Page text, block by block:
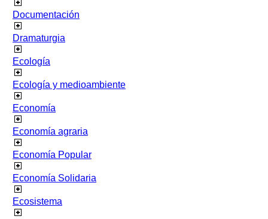
Documentación
Dramaturgia
Ecología
Ecología y medioambiente
Economía
Economía agraria
Economía Popular
Economía Solidaria
Ecosistema